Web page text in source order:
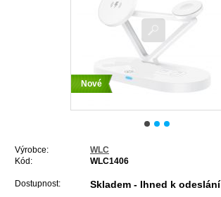
Nové
Výrobce:
WLC
Kód:
WLC1406
Dostupnost: Skladem - Ihned k odeslání